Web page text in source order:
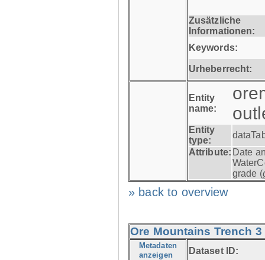
Zusätzliche
Informationen:
Keywords:
Urheberrecht:
Entity
name:
Entity
type:
Attribute: Date
grade (
» back to overview
Ore Mountains Trench
Metadaten
anzeigen Dataset ID: